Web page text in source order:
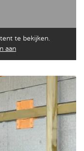
te bekijken.
aan